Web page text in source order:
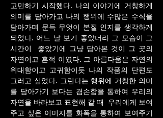
고민하기 시작했다. 나의 이야기에 거창하게
의미를 담아가고 나의 행위에 수많은 수식을
담아가며 문득 무엇이 본질 인지를 생각하게
되었다. 어느 날 보기 좋았더라 그 모습이 그
시간이 좋았기에 그냥 담아본 것이 그 곳의
자연이고 흔적 이였다. 그 아름다움은 자연의
위대함이고 고귀함이듯 나의 작품의 단편도
그러고 싶었다. 그린다는 행위에 거창한 의미
를 담아가기 보다는 겸손함을 통하여 우리의
자연을 바라보고 표현해 갈 때 우리에게 보여
주고 싶은 이미지를 화폭을 통하여 보여주기